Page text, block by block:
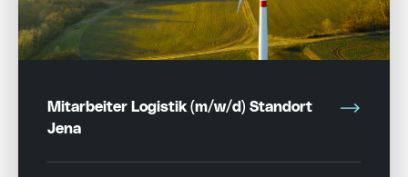
Mitarbeiter Logistik (m/w/d) Standort
Jena